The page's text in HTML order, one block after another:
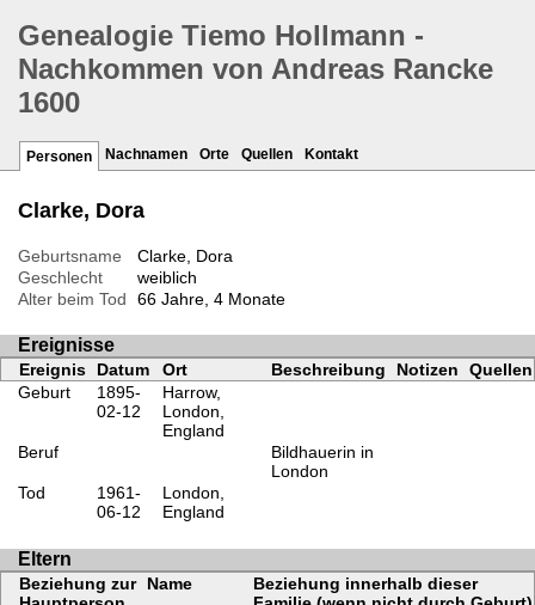
Genealogie Tiemo Hollmann -
Nachkommen von Andreas Rancke
1600
Personen Nachnamen Orte Quellen Kontakt
Clarke, Dora
Geburtsname
Clarke, Dora
Geschlecht
weiblich
Alter beim Tod
66 Jahre, 4 Monate
Ereignisse
Ereignis Datum Ort Beschreibung Notizen
Quellen
Geburt
1895-
02-12
Harrow,
London,
England
Beruf
Bildhauerin in
London
Tod
1961-
06-12
London,
England
Eltern
Beziehung zur
Name
Beziehung innerhalb dieser